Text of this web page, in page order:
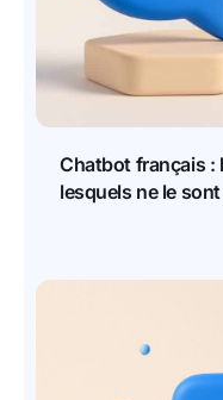
Chatbot français :
lesquels ne le